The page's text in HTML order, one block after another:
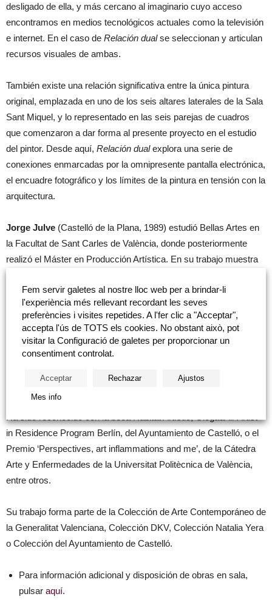
desligado de ella, y más cercano al imaginario cuyo acceso
encontramos en medios tecnológicos actuales como la televisión
e internet. En el caso de Relación dualse seleccionan y articulan
recursos visuales de ambas.
También existe una relación significativa entre la única pintura
original, emplazada en uno de los seis altares laterales de la Sala
Sant Miquel, y lo representado en las seis parejas de cuadros
que comenzaron a dar forma al presente proyecto en el estudio
del pintor. Desde aquí, Relación dualexplora una serie de
conexiones enmarcadas por la omnipresente pantalla electrónica,
el encuadre fotográfico y los límites de la pintura en tensión con la
arquitectura.
Jorge Julve (Castelló de la Plana, 1989) estudió Bellas Artes en
la Facultat de Sant Carles de València, donde posteriormente
realizó el Máster en Producción Artística. En su trabajo muestra
medios de expresión como la imagen digital y la arquitectura.
En su trayectoria destacan las exposiciones realizadas en el
Centro del Carmen de Cultura Contemporánea (València), el
EACC (Castelló de la Plana), Bella Center (Copenhague), Galeria
Galería Daniel Cuevas (Madrid).
in Residence Program Berlín, del Ayuntamiento de Castelló, o el
Premio ‘Perspectives, art inflammations and me’, de la Cátedra
Arte y Enfermedades de la Universitat Politècnica de València,
entre otros.
Su trabajo forma parte de la Colección de Arte Contemporáneo de
la Generalitat Valenciana, Colección DKV, Colección Natalia Yera
o Colección del Ayuntamiento de Castelló.
Para información adicional y disposición de obras en sala,
pulsar aquí.
Fem servir galetes al nostre lloc web per a brindar-li
l'experiència més rellevant recordant les seves
preferències i visites repetides. A l'fer clic a "Acceptar",
accepta l'ús de TOTS els cookies. No obstant això, pot
visitar la Configuració de galetes per proporcionar un
consentiment controlat.
Acceptar Rechazar Ajustos
Mes info